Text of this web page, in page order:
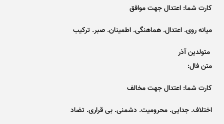
کارت شما: اعتدال جهت موافق
میانه روی. اعتدال. هماهنگی. اطمینان. صبر. ترکیب
متولدین آذر
متن فال:
کارت شما: اعتدال جهت مخالف
اختلاف. جدایی. محرومیت. دشمنی. بی قراری. تضاد